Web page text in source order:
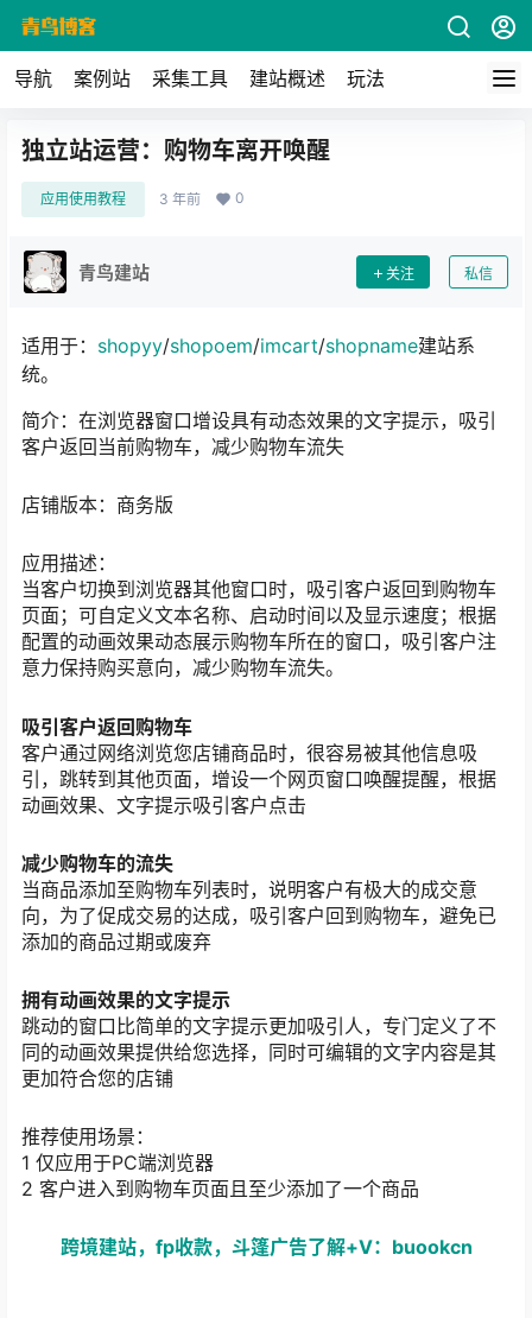
导航 案例站 采集工具 建站概述 玩法
独立站运营：购物车离开唤醒
应用使用教程 3 年前 0
青鸟建站 关注 私信
适用于： shopyy/shopoem/imcart/shopname建站系
统。
简介：在浏览器窗口增设具有动态效果的文字提示，吸引
客户返回当前购物车，减少购物车流失
店铺版本：商务版
应用描述：
当客户切换到浏览器其他窗口时，吸引客户返回到购物车
页面；可自定义文本名称、启动时间以及显示速度；根据
配置的动画效果动态展示购物车所在的窗口，吸引客户注
意力保持购买意向，减少购物车流失。
吸引客户返回购物车
客户通过网络浏览您店铺商品时，很容易被其他信息吸
引，跳转到其他页面，增设一个网页窗口唤醒提醒，根据
动画效果、文字提示吸引客户点击
减少购物车的流失
当商品添加至购物车列表时，说明客户有极大的成交意
向，为了促成交易的达成，吸引客户回到购物车，避免已
添加的商品过期或废弃
拥有动画效果的文字提示
跳动的窗口比简单的文字提示更加吸引人，专门定义了不
同的动画效果提供给您选择，同时可编辑的文字内容是其
更加符合您的店铺
推荐使用场景：
1 仅应用于PC端浏览器
2 客户进入到购物车页面且至少添加了一个商品
跨境建站，fp收款，斗篷广告了解+V：buookcn